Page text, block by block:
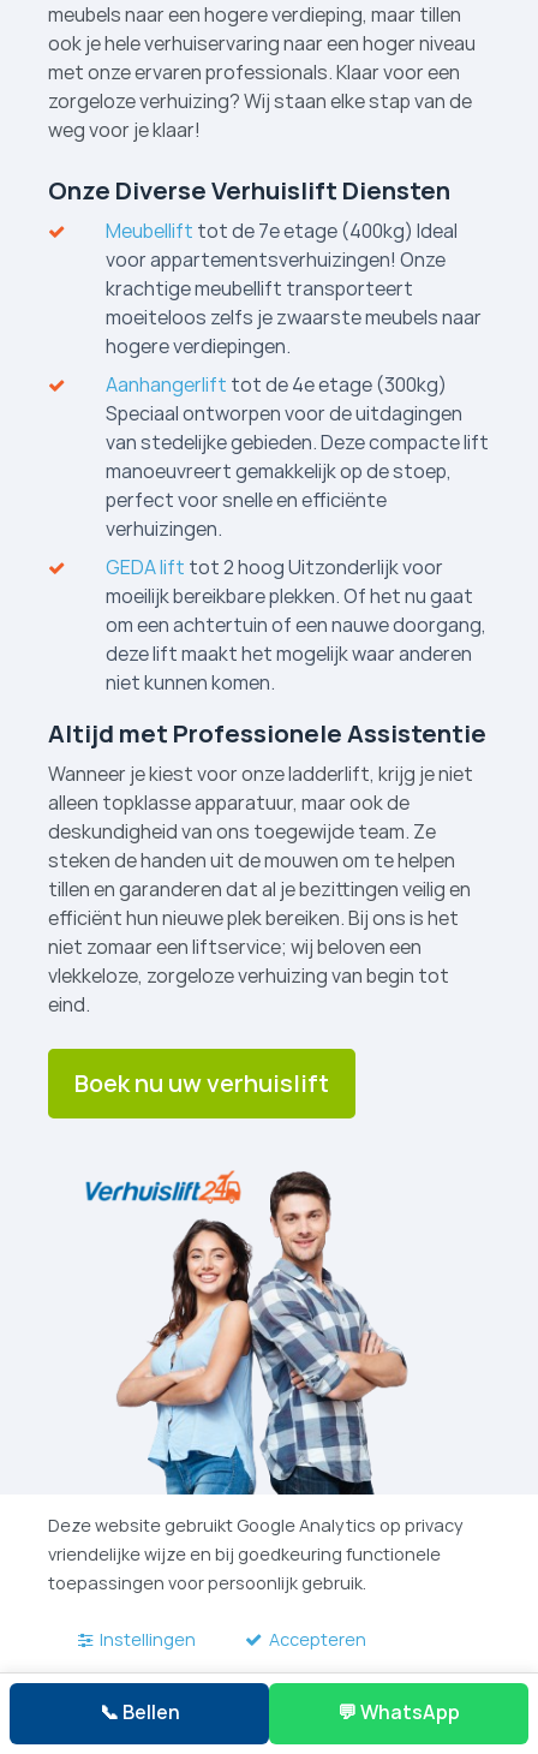
meubels naar een hogere verdieping, maar tillen
ook je hele verhuiservaring naar een hoger niveau
met onze ervaren professionals. Klaar voor een
zorgeloze verhuizing? Wij staan elke stap van de
weg voor je klaar!
Onze Diverse Verhuislift Diensten
Meubellift tot de 7e etage (400kg) Ideal
voor appartementsverhuizingen! Onze
krachtige meubellift transporteert
moeiteloos zelfs je zwaarste meubels naar
hogere verdiepingen.
Aanhangerlift tot de 4e etage (300kg)
Speciaal ontworpen voor de uitdagingen
van stedelijke gebieden. Deze compacte lift
manoeuvreert gemakkelijk op de stoep,
perfect voor snelle en efficiënte
verhuizingen.
GEDA lift tot 2 hoog Uitzonderlijk voor
moeilijk bereikbare plekken. Of het nu gaat
om een achtertuin of een nauwe doorgang,
deze lift maakt het mogelijk waar anderen
niet kunnen komen.
Altijd met Professionele Assistentie
Wanneer je kiest voor onze ladderlift, krijg je niet
alleen topklasse apparatuur, maar ook de
deskundigheid van ons toegewijde team. Ze
steken de handen uit de mouwen om te helpen
tillen en garanderen dat al je bezittingen veilig en
efficiënt hun nieuwe plek bereiken. Bij ons is het
niet zomaar een liftservice; wij beloven een
vlekkeloze, zorgeloze verhuizing van begin tot
eind.
Boek nu uw verhuislift
Deze website gebruikt Google Analytics op privacy
vriendelijke wijze en bij goedkeuring functionele
toepassingen voor persoonlijk gebruik.
Instellingen Accepteren
📞 Bellen 💬 WhatsApp